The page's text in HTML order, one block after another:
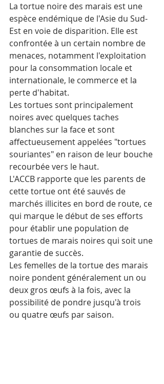
La tortue noire des marais est une
espèce endémique de l'Asie du Sud-
Est en voie de disparition. Elle est
confrontée à un certain nombre de
menaces, notamment l'exploitation
pour la consommation locale et
internationale, le commerce et la
perte d'habitat.
Les tortues sont principalement
noires avec quelques taches
blanches sur la face et sont
affectueusement appelées "tortues
souriantes" en raison de leur bouche
recourbée vers le haut.
L'ACCB rapporte que les parents de
cette tortue ont été sauvés de
marchés illicites en bord de route, ce
qui marque le début de ses efforts
pour établir une population de
tortues de marais noires qui soit une
garantie de succès.
Les femelles de la tortue des marais
noire pondent généralement un ou
deux gros œufs à la fois, avec la
possibilité de pondre jusqu'à trois
ou quatre œufs par saison.